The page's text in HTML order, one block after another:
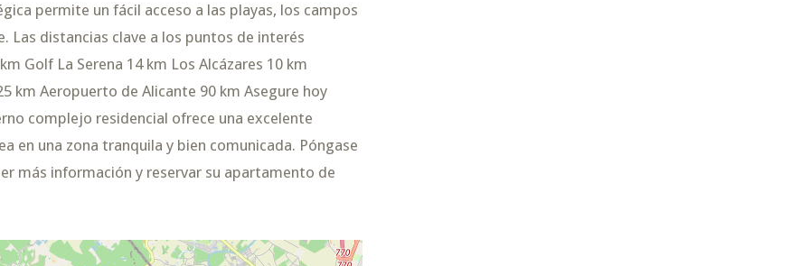
permite un fácil acceso a las playas, los campos
Las distancias clave a los puntos de interés
Golf La Serena 14 km Los Alcázares 10 km
km Aeropuerto de Alicante 90 km Asegure hoy
complejo residencial ofrece una excelente
una zona tranquila y bien comunicada. Póngase
más información y reservar su apartamento de